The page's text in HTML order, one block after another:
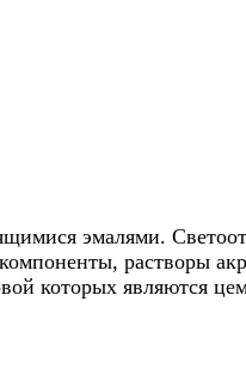
эмалями.
растворы
которых являются